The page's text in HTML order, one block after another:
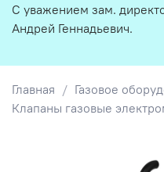
Главная
Газовое
Клапаны газовые
С уважением зам.
Андрей Геннадьевич.